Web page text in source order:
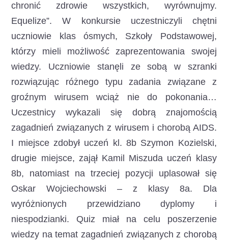
chronić zdrowie wszystkich, wyrównujmy.
Equelize”. W konkursie uczestniczyli chętni
uczniowie klas ósmych, Szkoły Podstawowej,
którzy mieli możliwość zaprezentowania swojej
wiedzy. Uczniowie stanęli ze sobą w szranki
rozwiązując różnego typu zadania związane z
groźnym wirusem wciąż nie do pokonania…
Uczestnicy wykazali się dobrą znajomością
zagadnień związanych z wirusem i chorobą AIDS.
I miejsce zdobył uczeń kl. 8b Szymon Kozielski,
drugie miejsce, zajął Kamil Miszuda uczeń klasy
8b, natomiast na trzeciej pozycji uplasował się
Oskar Wojciechowski – z klasy 8a. Dla
wyróżnionych przewidziano dyplomy i
niespodzianki. Quiz miał na celu poszerzenie
wiedzy na temat zagadnień związanych z chorobą